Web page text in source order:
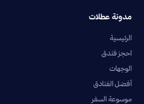
مدونة عطلات
الرئيسية
احجز فندق
الوجهات
أفضل الفنادق
موسوعة السفر